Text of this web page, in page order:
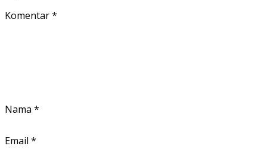
Komentar*
Nama *
Email *